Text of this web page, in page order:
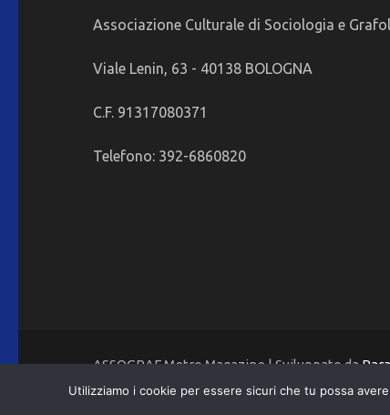
Associazione Culturale di Sociologia e
Viale Lenin, 63 - 40138 BOLOGNA
C.F. 91317080371
Telefono: 392-6860820
ASSOGRAF Metro Magazine | Sviluppato da
Utilizziamo i cookie per essere sicuri che tu possa